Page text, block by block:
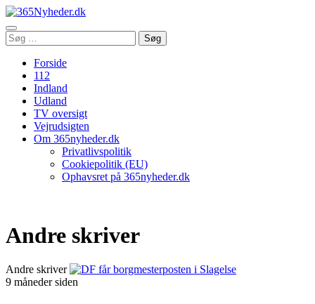
Åbn
menu
Søg
efter:
Søg
Forside
112
Indland
Udland
TV oversigt
Vejrudsigten
Om 365nyheder.dk
Privatlivspolitik
Cookiepolitik (EU)
Ophavsret på 365nyheder.dk
Andre skriver
Andre skriver
9 måneder siden